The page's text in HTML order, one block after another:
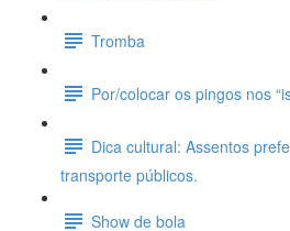
Tromba
Por/colocar os pingos nos
Dica cultural: Assentos
transporte públicos.
Show de bola